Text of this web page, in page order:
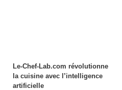
Le-Chef-Lab.com révolutionne
la cuisine avec l’intelligence
artificielle